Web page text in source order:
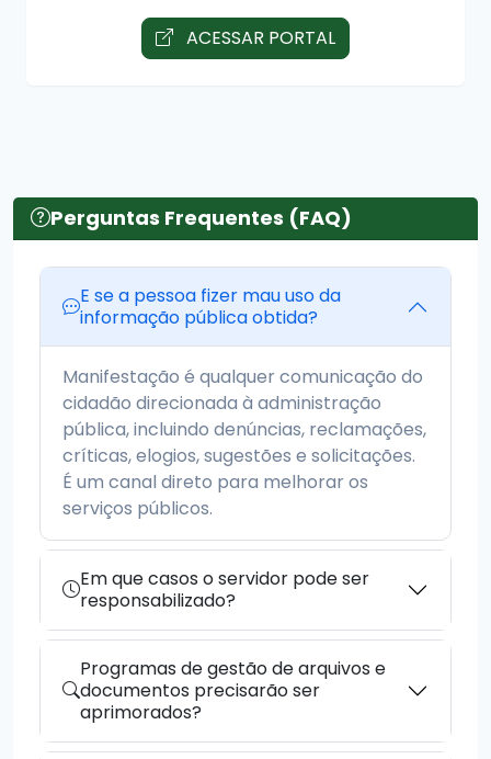
ACESSAR PORTAL
Perguntas Frequentes (FAQ)
E se a pessoa fizer mau uso da
informação pública obtida?
Manifestação é qualquer comunicação do
cidadão direcionada à administração
pública, incluindo denúncias, reclamações,
críticas, elogios, sugestões e solicitações.
É um canal direto para melhorar os
serviços públicos.
Em que casos o servidor pode ser
responsabilizado?
Programas de gestão de arquivos e
documentos precisarão ser
aprimorados?